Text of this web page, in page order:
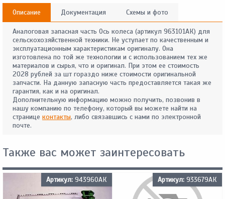
Описание Документация Схемы и фото
Аналоговая запасная часть Ось колеса (артикул 963101АК) для
сельскохозяйственной техники. Не уступает по качественным и
эксплуатационным характеристикам оригиналу. Она
изготовлена по той же технологии и с использованием тех же
материалов и сырья, что и оригинал. При этом ее стоимость
2028 рублей за шт гораздо ниже стоимости оригинальной
запчасти. На данную запасную часть предоставляется такая же
гарантия, как и на оригинал.
Дополнительную информацию можно получить, позвонив в
нашу компанию по телефону, который вы можете найти на
странице контакты, либо связавшись с нами по электронной
почте.
Также вас может заинтересовать
Артикул: 943960АК Артикул: 933679АК